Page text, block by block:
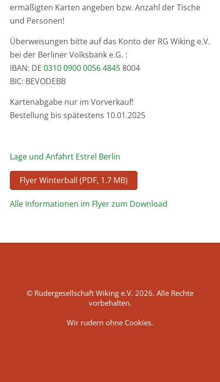
ermäßigten Karten angeben bzw. Anzahl der Tische
und Personen!
Überweisungen bitte auf das Konto der RG Wiking e.V.
bei der Berliner Volksbank e.G. :
IBAN: DE 0310 0900 0056 48458004
BIC: BEVODEBB
Kartenabgabe nur im Vorverkauf!
Bestellung bis spätestens 10.01.2025
Lage und Anfahrt Estrel Berlin
Flyer Winterball (PDF, 1.7 MB)
Alle Informationen im Flyer zum Download
© Rudergesellschaft Wiking e.V. 2026. Alle Rechte
vorbehalten.
Wir rudern ohne Cookies.